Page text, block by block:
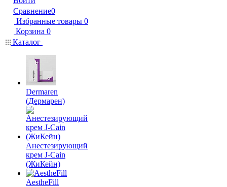
Сравнение0
Избранные товары 0
Корзина 0
Каталог
Dermaren
(Дермарен)
Анестезирующий
крем J-Cain
(ЖиКейн)
AestheFill